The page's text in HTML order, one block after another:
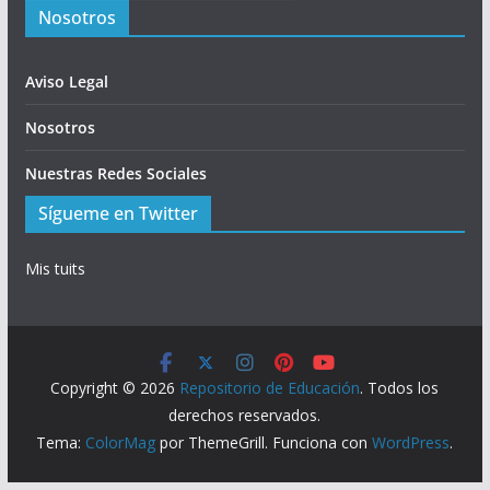
Nosotros
Aviso Legal
Nosotros
Nuestras Redes Sociales
Sígueme en Twitter
Mis tuits
Copyright © 2026 Repositorio de Educación. Todos los
derechos reservados.
Tema: ColorMag por ThemeGrill. Funciona conWordPress.